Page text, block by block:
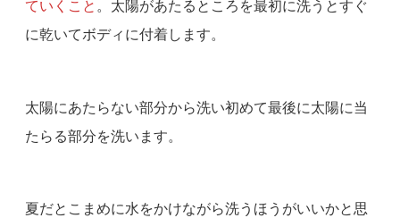
ていくこと 。太陽があたるところを最初に洗うとすぐ
に乾いてボディに付着します。
太陽にあたらない部分から洗い初めて最後に太陽に当
たらる部分を洗います。
夏だとこまめに水をかけながら洗うほうがいいかと思